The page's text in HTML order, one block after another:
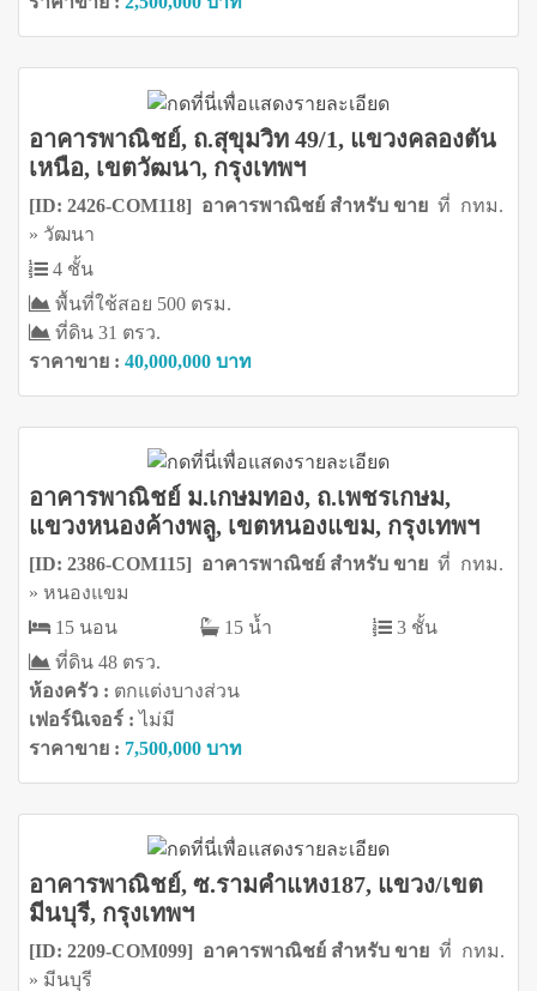
อาคารพาณิชย์, ถ.สุขุมวิท 49/1, แขวงคลองตัน
เหนือ, เขตวัฒนา, กรุงเทพฯ
[ID: 2426-COM118] อาคารพาณิชย์ สำหรับ ขาย ที่ กทม.
» วัฒนา
4 ชั้น
พื้นที่ใช้สอย 500 ตรม.
ที่ดิน 31 ตรว.
ราคาขาย : 40,000,000 บาท
อาคารพาณิชย์ ม.เกษมทอง, ถ.เพชรเกษม,
แขวงหนองค้างพลู, เขตหนองแขม, กรุงเทพฯ
[ID: 2386-COM115] อาคารพาณิชย์ สำหรับ ขาย ที่ กทม.
» หนองแขม
15 นอน
15 น้ำ
3 ชั้น
ที่ดิน 48 ตรว.
ห้องครัว : ตกแต่งบางส่วน
เฟอร์นิเจอร์ :ไม่มี
ราคาขาย : 7,500,000 บาท
อาคารพาณิชย์, ซ.รามคำแหง187, แขวง/เขต
มีนบุรี, กรุงเทพฯ
[ID: 2209-COM099] อาคารพาณิชย์ สำหรับ ขาย ที่ กทม.
» มีนบุรี